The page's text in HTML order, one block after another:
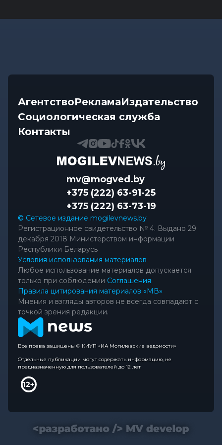
АгентствоРекламаИздательство
Социологическая служба
Контакты
mv@mogved.by
+375 (222) 63-91-25
+375 (222) 63-73-19
© Сетевое издание mogilevnews.by
Регистрационное свидетельство № 4. Выдано 29
декабря 2018 Министерством информации
Республики Беларусь
Условия использования материалов
Любое использование материалов допускается
только при соблюдении Соглашения
Правила цитирования материалов «МВ»
Мнения и взгляды авторов не всегда совпадают с
точкой зрения редакции.
Все права защищены © КИУП «ИА Могилевские ведомости»
Отдельные публикации могут содержать информацию, не
предназначенную для пользователей до 12 лет